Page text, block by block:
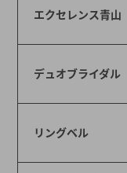
エクセレンス青山
デュオブライダル
リングベル